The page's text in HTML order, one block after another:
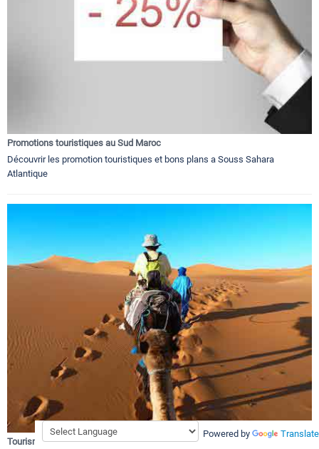
Promotions touristiques au Sud Maroc
Découvrir les promotion touristiques et bons plans a Souss Sahara
Atlantique
Tourisme et dérivés
Powered by Translate